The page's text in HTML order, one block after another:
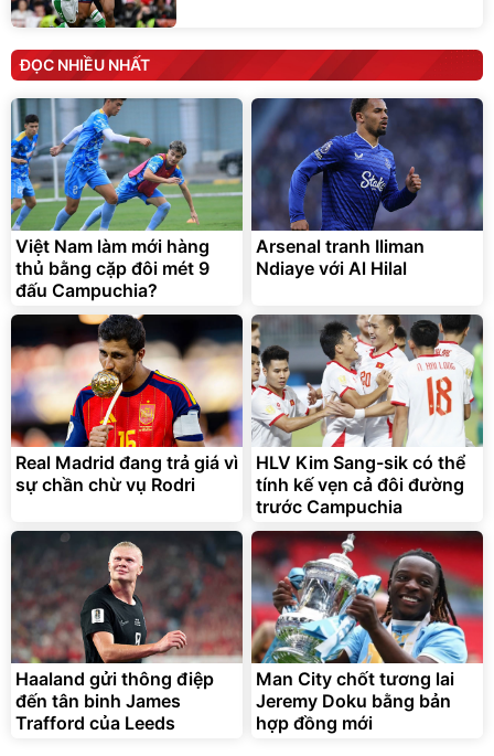
ĐỌC NHIỀU NHẤT
Việt Nam làm mới hàng
thủ bằng cặp đôi mét 9
đấu Campuchia?
Arsenal tranh Iliman
Ndiaye với Al Hilal
Real Madrid đang trả giá vì
sự chần chừ vụ Rodri
HLV Kim Sang-sik có thể
tính kế vẹn cả đôi đường
trước Campuchia
Haaland gửi thông điệp
đến tân binh James
Trafford của Leeds
Man City chốt tương lai
Jeremy Doku bằng bản
hợp đồng mới